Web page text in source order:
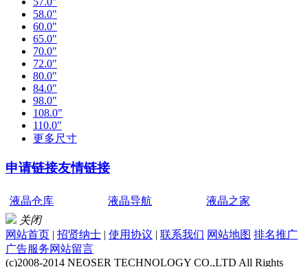
58.0"
60.0"
65.0"
70.0"
72.0"
80.0"
84.0"
98.0"
108.0"
110.0"
更多尺寸
申请链接友情链接
液晶仓库 液晶导航
液晶之家
关闭
网站首页 | 招贤纳士 | 使用协议 | 联系我们 网站地图 排名推广
广告服务网站留言
(c)2008-2014 NEOSER TECHNOLOGY CO.,LTD All Rights